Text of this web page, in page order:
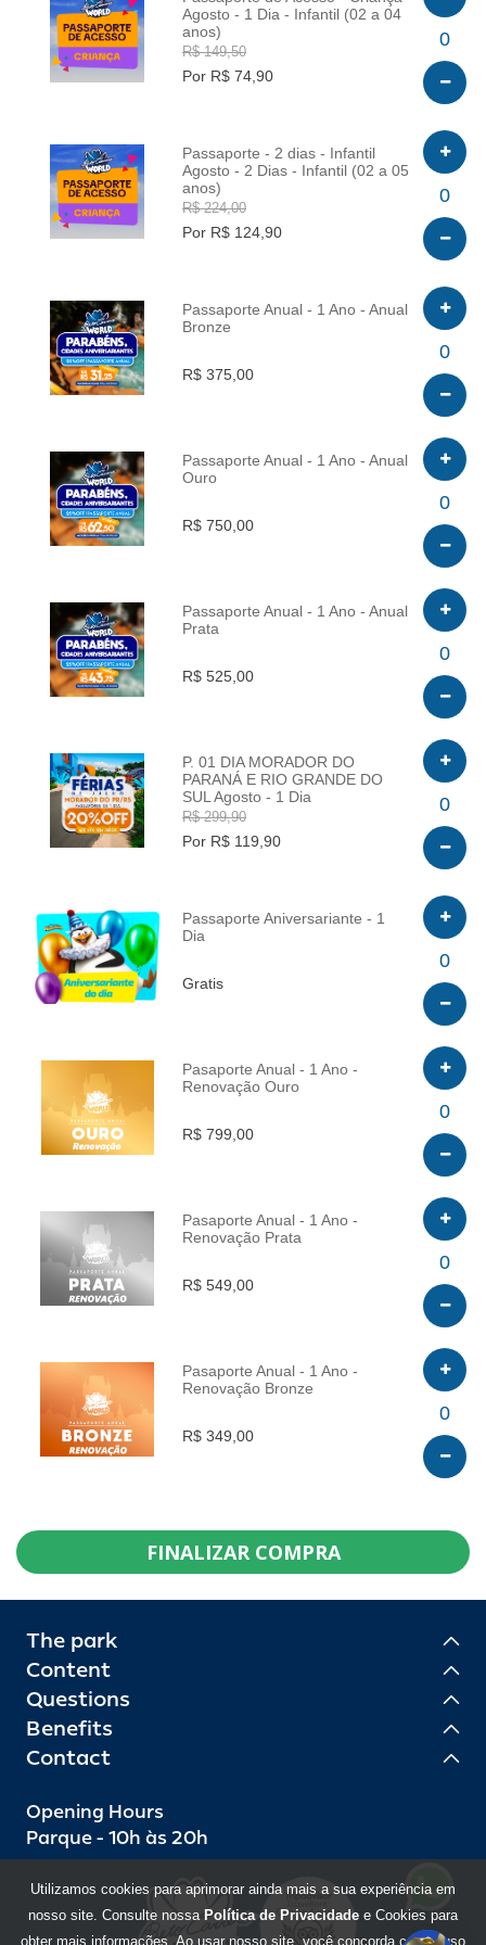
INFO
Agosto - 1 Dia - Infantil (02 a 04
anos)
R$ 149,50
Por R$ 74,90
0
INFO
Passaporte - 2 dias - Infantil
Agosto - 2 Dias - Infantil (02 a 05
anos)
R$ 224,00
Por R$ 124,90
0
INFO
Passaporte Anual - 1 Ano - Anual
Bronze
R$ 375,00
0
INFO
Passaporte Anual - 1 Ano - Anual
Ouro
R$ 750,00
0
INFO
Passaporte Anual - 1 Ano - Anual
Prata
R$ 525,00
0
INFO
P. 01 DIA MORADOR DO
PARANÁ E RIO GRANDE DO
SUL Agosto - 1 Dia
R$ 299,90
Por R$ 119,90
0
INFO
Passaporte Aniversariante - 1
Dia
Gratis
0
INFO
Pasaporte Anual - 1 Ano -
Renovação Ouro
R$ 799,00
0
INFO
Pasaporte Anual - 1 Ano -
Renovação Prata
R$ 549,00
0
INFO
Pasaporte Anual - 1 Ano -
Renovação Bronze
R$ 349,00
0
FINALIZAR COMPRA
The park
Content
Questions
Benefits
Contact
Opening Hours
Parque - 10h às 20h
Utilizamos cookies para aprimorar ainda mais a sua experiência em
nosso site. Consulte nossa Política de Privacidade e Cookies para
obter mais informações. Ao usar nosso site, você concorda com o uso